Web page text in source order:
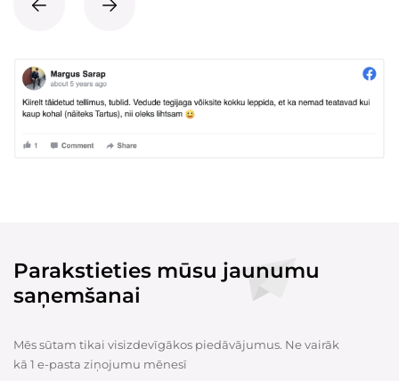
Parakstieties mūsu jaunumu
saņemšanai
Mēs sūtam tikai visizdevīgākos piedāvājumus. Ne vairāk
kā 1 e-pasta ziņojumu mēnesī